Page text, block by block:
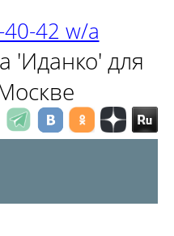
42 w/a
'Иданко' для